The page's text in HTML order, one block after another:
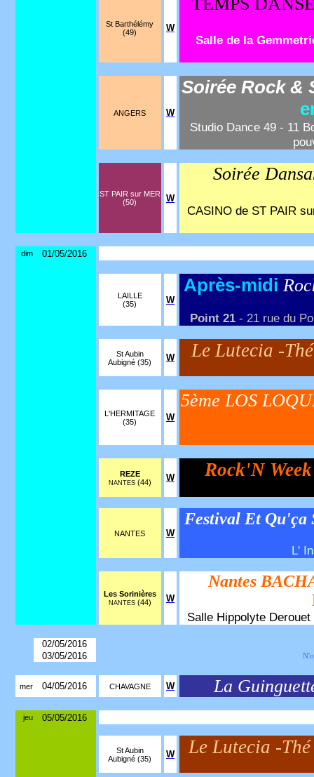
St Barthélémy
(49)
W
Salle de la
ANGERS W
Soirée Rock &
Studio Dance 49 - 11
ST PAIR sur MER
(50)
W
Soirée
CASINO de ST PAIR
dim 01/05/2016
LAILLE
(35)
W
Après-midi
Point 21 - 21 rue du
St Aubin
Aubigné (35)
W Le Lutecia -
L'HERMITAGE
(35)
W
5ème LOS
REZE
NANTES (44) W Rock'N
NANTES W
Festival Et Qu'ça
L'
Les Sorinières
NANTES (44) W
Nantes
Salle Hippolyte
02/05/2016
03/05/2016
mer 04/05/2016 CHAVAGNE W La
jeu 05/05/2016
St Aubin
Aubigné (35)
W Le Lutecia -